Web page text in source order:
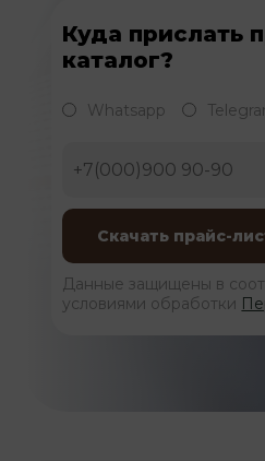
Куда прислать
каталог?
Whatsapp
Данные защищены в
условиями обработки